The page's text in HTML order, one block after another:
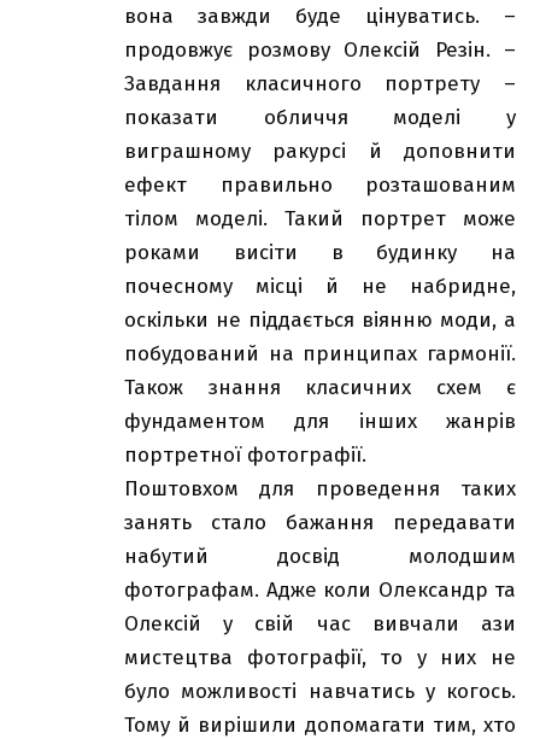
вона завжди буде цінуватись. –
продовжує розмову Олексій Резін. –
Завдання класичного портрету –
показати обличчя моделі у
виграшному ракурсі й доповнити
ефект правильно розташованим
тілом моделі. Такий портрет може
роками висіти в будинку на
почесному місці й не набридне,
оскільки не піддається віянню моди, а
побудований на принципах гармонії.
Також знання класичних схем є
фундаментом для інших жанрів
портретної фотографії.
Поштовхом для проведення таких
занять стало бажання передавати
набутий досвід молодшим
фотографам. Адже коли Олександр та
Олексій у свій час вивчали ази
мистецтва фотографії, то у них не
було можливості навчатись у когось.
Тому й вирішили допомагати тим, хто